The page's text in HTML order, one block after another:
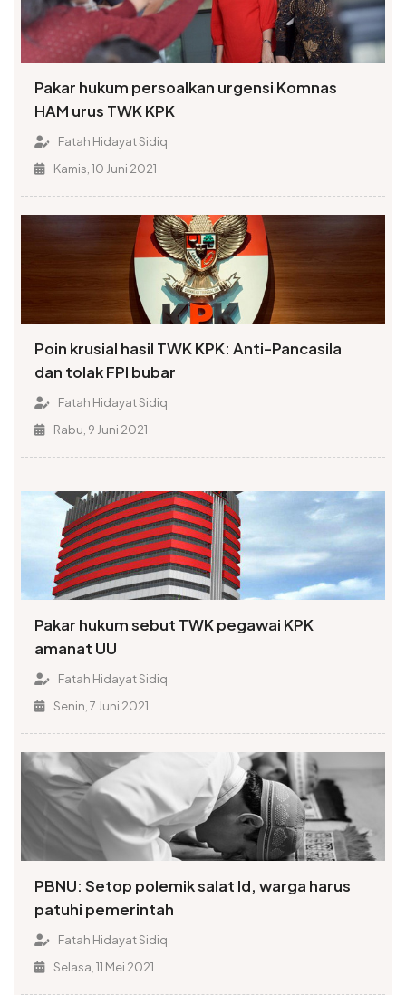
Pakar hukum persoalkan urgensi Komnas
HAM urus TWK KPK
Fatah Hidayat Sidiq
Kamis, 10 Juni 2021
Poin krusial hasil TWK KPK: Anti-Pancasila
dan tolak FPI bubar
Fatah Hidayat Sidiq
Rabu, 9 Juni 2021
Pakar hukum sebut TWK pegawai KPK
amanat UU
Fatah Hidayat Sidiq
Senin, 7 Juni 2021
PBNU: Setop polemik salat Id, warga harus
patuhi pemerintah
Fatah Hidayat Sidiq
Selasa, 11 Mei 2021